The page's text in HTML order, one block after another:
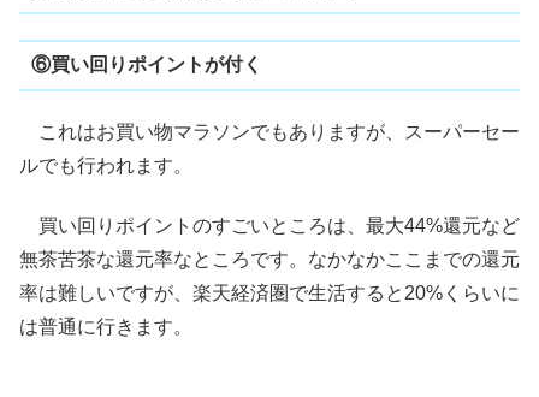
⑥買い回りポイントが付く
これはお買い物マラソンでもありますが、スーパーセー
ルでも行われます。
買い回りポイントのすごいところは、最大44%還元など
無茶苦茶な還元率なところです。なかなかここまでの還元
率は難しいですが、楽天経済圏で生活すると20%くらいに
は普通に行きます。